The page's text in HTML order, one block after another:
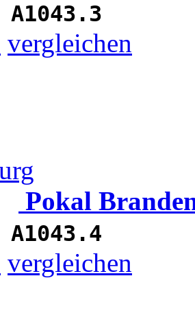
A1043.3
vergleichen
Pokal
A1043.4
vergleichen